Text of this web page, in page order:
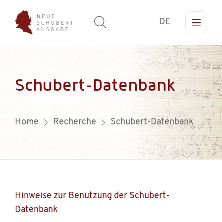
DE
Schubert-Datenbank
Home Recherche Schubert-Datenbank
Hinweise zur Benutzung der Schubert-
Datenbank